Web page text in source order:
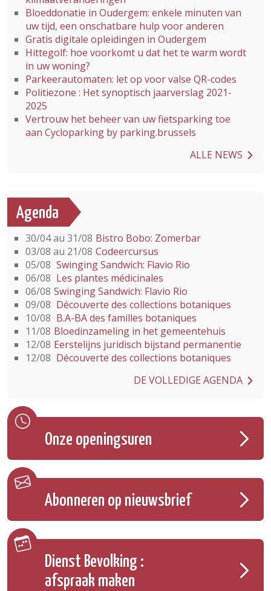
Bloeddonatie in Oudergem: enkele minuten van
uw tijd, een onschatbare hulp voor anderen
Gratis digitale opleidingen in Oudergem
Hittegolf: hoe voorkomt u dat het te warm wordt
in uw woning?
Parkeerautomaten: let op voor valse QR-codes
Politiezone : Het synoptisch jaarverslag 2021-
2025
Vertrouw het beheer van uw fietsparking toe
aan Cycloparking by parking.brussels
ALLE NEWS
Agenda
30/04 au 31/08 Bistro Bobo: Zomerbar
03/08 au 21/08 Codeercursus
05/08 Swinging Sandwich: Flavio Rio
06/08 Les plantes médicinales
06/08 Swinging Sandwich: Flavio Rio
09/08 Découverte des collections botaniques
10/08 B.A-BA des familles botaniques
11/08 Bloedinzameling in het gemeentehuis
12/08 Eerstelijns juridisch bijstand permanentie
12/08 Découverte des collections botaniques
DE VOLLEDIGE AGENDA
Onze openingsuren
Abonneren op nieuwsbrief
Dienst Bevolking :
afspraak maken